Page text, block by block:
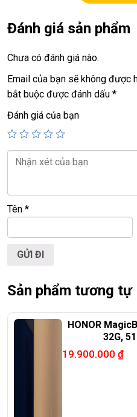
+ Ssd512G
+ Lcd
14inFHD+
(1920
+ Usb 3.0, webcam,usb type
+ Pin 99%, (mới sạc 70 lần)
+ Finger ID, Face ID
.
💻LAPTOP TRIỀU PHÁT •
📞Hotline / Zalo:
🌐Website: https://
Tất cảsản ph ẩm tại Laptop Tri
cam kết
Đánh giá sản phẩm
Chưa có đánh giá nào.
Email của bạn sẽ không được
bắt buộc được đánh dấu *
Đánh giá của bạn
Tên *
Sản phẩm tương tự
HONOR
32G,
19.900.000 ₫